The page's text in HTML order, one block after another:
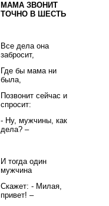
МАМА ЗВОНИТ
ТОЧНО В ШЕСТЬ
Все дела она
забросит,
Где бы мама ни
была,
Позвонит сейчас и
спросит:
- Ну, мужчины, как
дела? –
И тогда один
мужчина
Скажет: - Милая,
привет! –